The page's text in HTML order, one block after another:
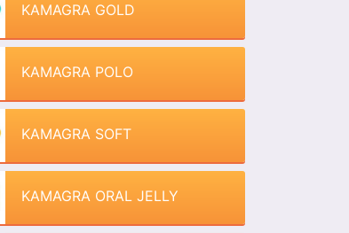
KAMAGRA GOLD
KAMAGRA POLO
KAMAGRA SOFT
KAMAGRA ORAL JELLY